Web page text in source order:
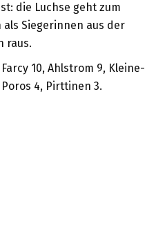
die Luchse geht zum
als Siegerinnen aus der
raus.
10, Ahlstrom 9, Kleine-
4, Pirttinen 3.